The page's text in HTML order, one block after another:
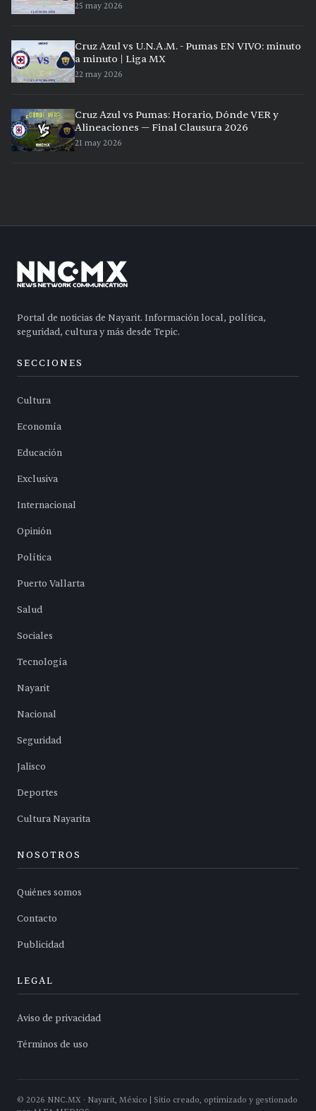
25 may 2026
Cruz Azul vs U.N.A.M. - Pumas EN VIVO: minuto
a minuto | Liga MX
22 may 2026
Cruz Azul vs Pumas: Horario, Dónde VER y
Alineaciones — Final Clausura 2026
21 may 2026
Portal de noticias de Nayarit. Información local, política,
seguridad, cultura y más desde Tepic.
SECCIONES
Cultura
Economía
Educación
Exclusiva
Internacional
Opinión
Política
Puerto Vallarta
Salud
Sociales
Tecnología
Nayarit
Nacional
Seguridad
Jalisco
Deportes
Cultura Nayarita
NOSOTROS
Quiénes somos
Contacto
Publicidad
LEGAL
Aviso de privacidad
Términos de uso
© 2026 NNC.MX · Nayarit, México | Sitio creado, optimizado y gestionado